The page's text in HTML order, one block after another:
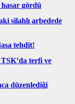
hasar gördü
silahlı arbedede
tehdit!
terfi ve
düzenlediği